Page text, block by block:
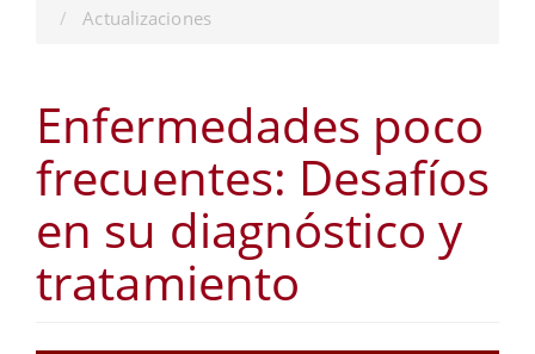
Actualizaciones
Enfermedades poco
frecuentes: Desafíos
en su diagnóstico y
tratamiento